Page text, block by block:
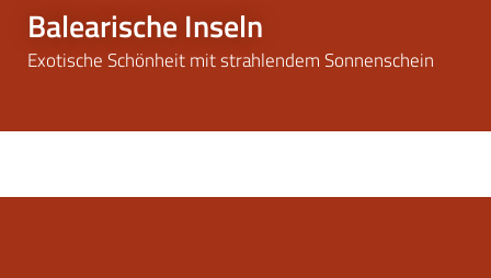
Balearische Inseln
Exotische Schönheit mit strahlendem Sonnenschein